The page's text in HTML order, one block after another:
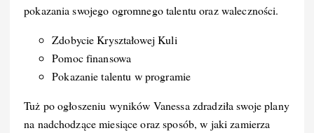
pokazania swojego ogromnego talentu oraz waleczności.
Zdobycie Kryształowej Kuli
Pomoc finansowa
Pokazanie talentu w programie
Tuż po ogłoszeniu wyników Vanessa zdradziła swoje plany
na nadchodzące miesiące oraz sposób, w jaki zamierza